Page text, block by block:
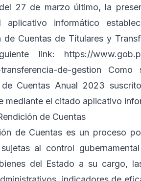
27 de marzo último, la
aplicativo informático
de Cuentas de Titulares y
link: https://www.gob.pe/
transferencia-de-gestion
de Cuentas Anual 2023
mediante el citado aplicativo
de Cuentas
de Cuentas es un proceso
sujetas al control
del Estado a su cargo,